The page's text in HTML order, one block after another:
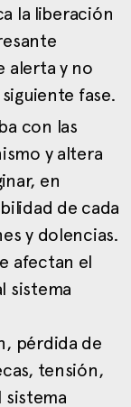
la liberación
alerta y no
fase.
con las
y altera
en
de cada
y dolencias.
afectan el
sistema
pérdida de
tensión,